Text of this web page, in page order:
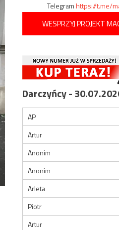
Telegramhttps://t.me/
WESPRZYJ PROJEKT
Darczyńcy -
AP
Artur
Anonim
Anonim
Arleta
Piotr
Artur